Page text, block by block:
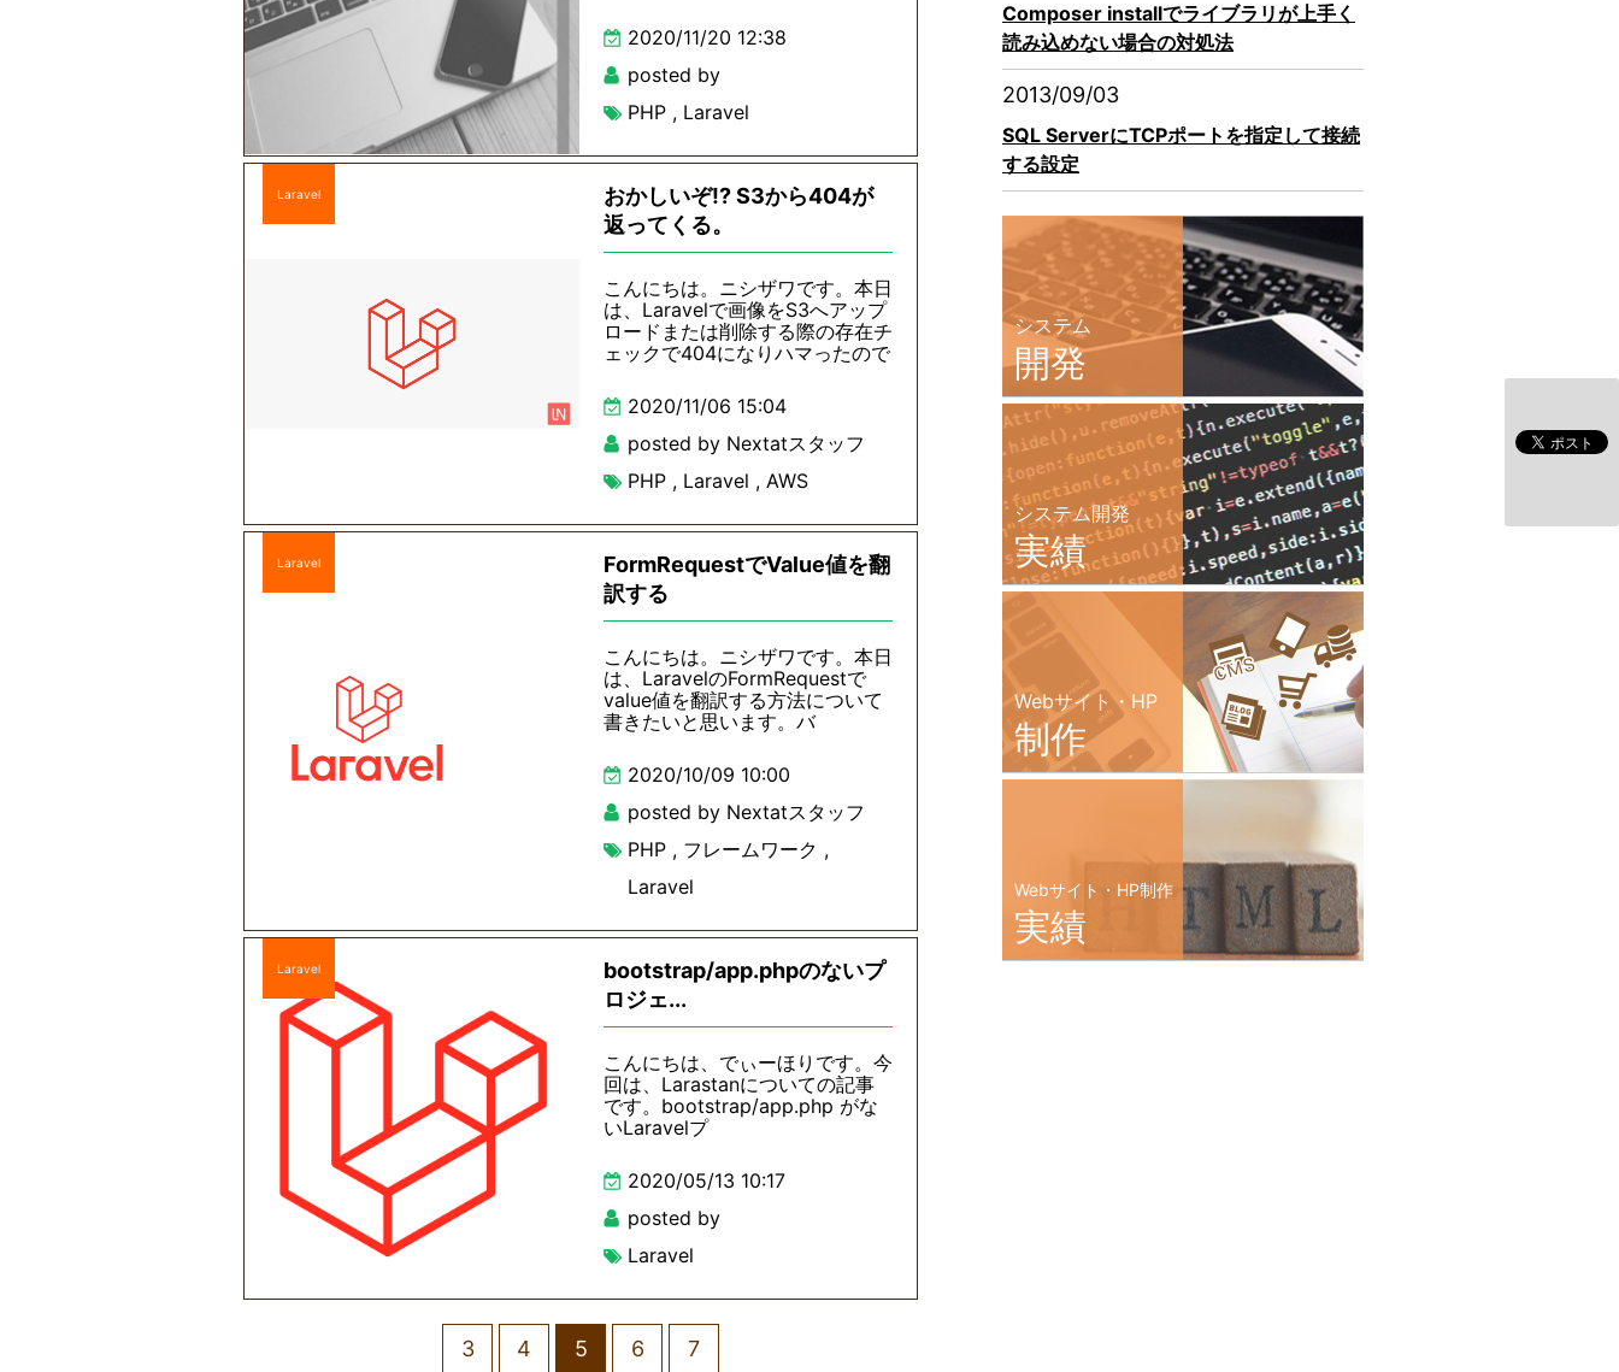
2020/11/20 12:38
posted by
PHP , Laravel
Laravel
おかしいぞ!? S3から404が
返ってくる。
こんにちは。ニシザワです。本日
は、Laravelで画像をS3へアップ
ロードまたは削除する際の存在チ
ェックで404になりハマったので
2020/11/06 15:04
posted by Nextatスタッフ
PHP , Laravel , AWS
Laravel
FormRequestでValue値を翻
訳する
こんにちは。ニシザワです。本日
は、LaravelのFormRequestで
value値を翻訳する方法について
書きたいと思います。バ
2020/10/09 10:00
posted by Nextatスタッフ
PHP , フレームワーク ,
Laravel
Laravel
bootstrap/app.phpのないプ
ロジェ...
こんにちは、でぃーほりです。今
回は、Larastanについての記事
です。bootstrap/app.php がな
いLaravelプ
2020/05/13 10:17
posted by
Laravel
3 4 5 6 7
Composer installでライブラリが上手く
読み込めない場合の対処法
2013/09/03
SQL ServerにTCPポートを指定して接続
する設定
システム
開発
システム開発
実績
Webサイト・HP
制作
Webサイト・HP制作
実績